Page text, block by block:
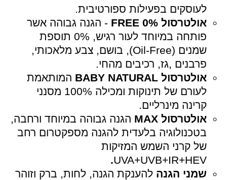
לעוסקים בפעילות ספורטיבית.
אולטרסול 0%
FREE - הגנה גבוהה אשר
פותחה במיוחד לעור רגיש, 0% תוספת
שמנים (Oil-Free), בושם, צבע מלאכותי,
פרבנים ,גז, רכיבים מהחי.
אולטרסול BABY NATURAL המותאמת
לעורם של תינוקות ומכילה 100% מסנני
קרינה מינרליים.
אולטרסול MAX הגנה גבוהה במיוחד ורחבה,
בטכנולוגיה בלעדית להגנה מספקטרום רחב
של קרני השמש המזיקות
UVA+UVB+IR+HEV
.
שמני הגנה להענקת הגנה, לחות, ברק וזוהר